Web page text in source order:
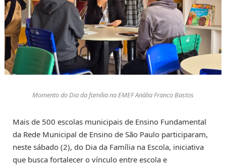
Momento do Dia da família na EMEF Anália Franco Bastos
Mais de 500 escolas municipais de Ensino Fundamental
da Rede Municipal de Ensino de São Paulo participaram,
neste sábado (2), do Dia da Família na Escola, iniciativa
que busca fortalecer o vínculo entre escola e